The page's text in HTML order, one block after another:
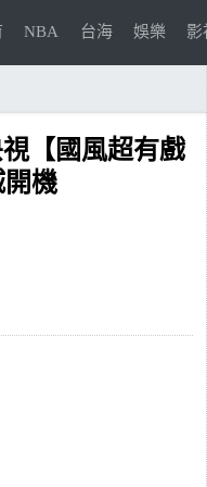
NBA 台海 娛樂 影
【國風超有戲
開機